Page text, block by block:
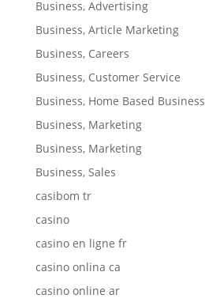
Business, Advertising
Business, Article Marketing
Business, Careers
Business, Customer Service
Business, Home Based Business
Business, Marketing
Business, Marketing
Business, Sales
casibom tr
casino
casino en ligne fr
casino onlina ca
casino online ar